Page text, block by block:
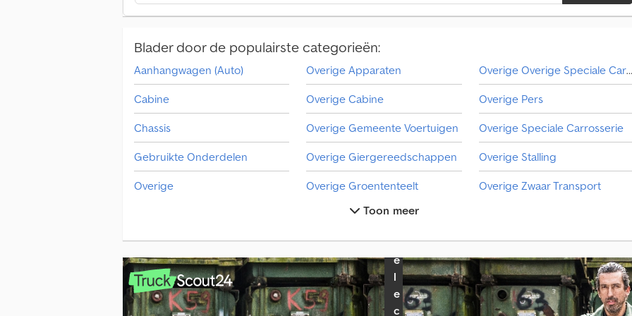
Blader door de populairste categorieën:
Aanhangwagen (Auto)
Cabine
Chassis
Gebruikte Onderdelen
Overige
Overige Aanhangers
Overige Aanhangwagen (Auto)
Overige Afwerkmachine
Overige Apparaten
Overige Cabine
Overige Gemeente Voertuigen
Overige Giergereedschappen
Overige Groententeelt
Overige Open Laadbak
Overige Overige
Overige Overige Apparaten
Overige Overige Speciale Carrosserie
Overige Pers
Overige Speciale Carrosserie
Overige Stalling
Overige Zwaar Transport
Verhoogde Bestelwagen
Toon meer
v
e
n
e
r
m
a
a
n
.
S
e
l
e
c